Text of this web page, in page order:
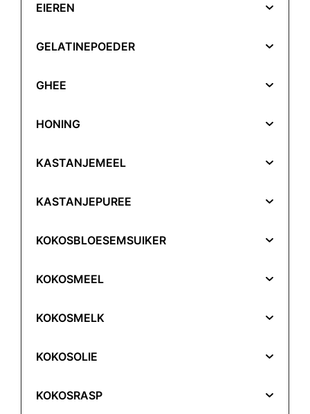
EIEREN
GELATINEPOEDER
GHEE
HONING
KASTANJEMEEL
KASTANJEPUREE
KOKOSBLOESEMSUIKER
KOKOSMEEL
KOKOSMELK
KOKOSOLIE
KOKOSRASP